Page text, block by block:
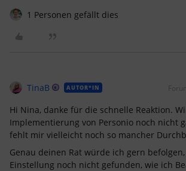
1 Personen gefällt dies
TinaB AUTOR*IN
Hi Nina, danke für die schnelle Reaktion.
Implementierung von Personio noch nicht
fehlt mir vielleicht noch so mancher
Genau deinen Rat würde ich gern
Einstellung noch nicht gefunden, wie ich